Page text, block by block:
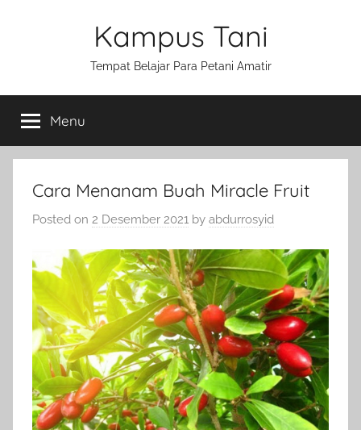
Kampus Tani
Tempat Belajar Para Petani Amatir
Menu
Cara Menanam Buah Miracle Fruit
Posted on 2 Desember 2021 by abdurrosyid